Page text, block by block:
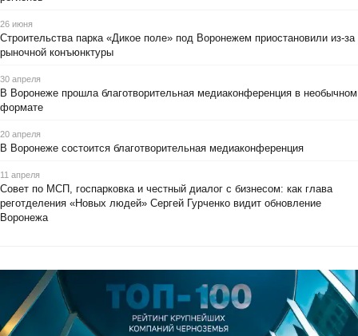
26 июня
Строительства парка «Дикое поле» под Воронежем приостановили из-за
рыночной конъюнктуры
30 апреля
В Воронеже прошла благотворительная медиаконференция в необычном
формате
20 апреля
В Воронеже состоится благотворительная медиаконференция
11 апреля
Совет по МСП, госпарковка и честный диалог с бизнесом: как глава
реготделения «Новых людей» Сергей Гурченко видит обновление
Воронежа